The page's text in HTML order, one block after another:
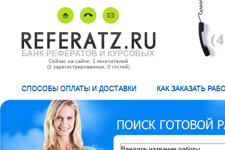
БАНК РЕФЕРАТОВ И КУРСОВЫХ
Сейчас на сайте: 1 посетителей
(1 зарегистрированных, 0 гостей)
СПОСОБЫ ОПЛАТЫ И ДОСТАВКИ КАК ЗАКАЗАТЬ